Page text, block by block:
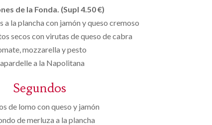
de la Fonda. (Supl 4.50 €)
a la plancha con jamón y queso cremoso
secos con virutas de queso de cabra
mozzarella y pesto
a la Napolitana
Segundos
de lomo con queso y jamón
de merluza a la plancha